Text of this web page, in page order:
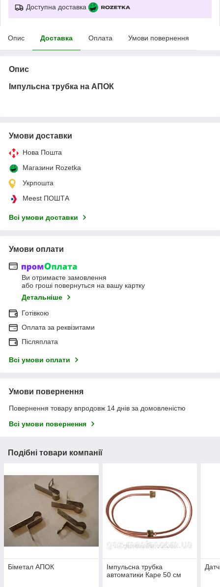
Доступна доставка
Опис Доставка Оплата Умови повернення
Опис
Імпульсна трубка на АПОК
Умови доставки
Нова Пошта
Магазини Rozetka
Укрпошта
Meest ПОШТА
Всі умови доставки
Умови оплати
Ви отримаєте замовлення
або гроші повернуться на вашу картку
Детальніше
Готівкою
Оплата за реквізитами
Післяплата
Всі умови оплати
Умови повернення
Повернення товару впродовж 14 днів за домовленістю
Всі умови повернення
Подібні товари компанії
Біметал АПОК
Імпульсна трубка
автоматики Каре 50 см